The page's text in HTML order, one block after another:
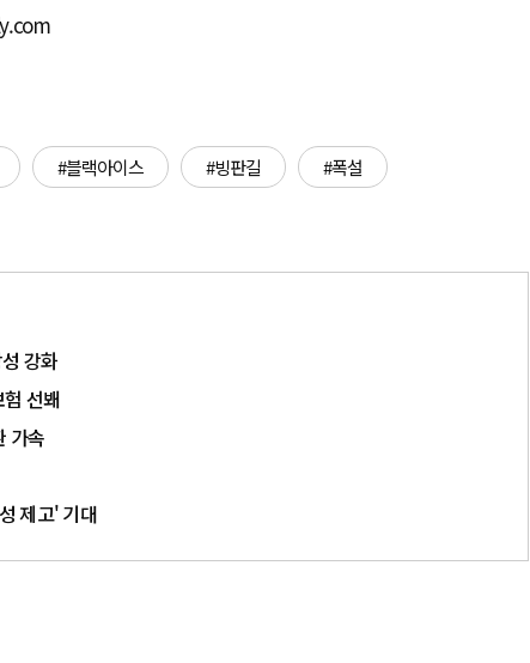
#블랙아이스 #빙판길
#폭설
강화
선봬
가속
제고' 기대